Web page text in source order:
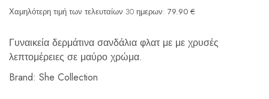
Χαμηλότερη τιμή των τελευταίων 30 ημερων: 79.90 €
Γυναικεία δερμάτινα σανδάλια φλατ με με χρυσές
λεπτομέρειες σε μαύρο χρώμα.
Brand: She Collection